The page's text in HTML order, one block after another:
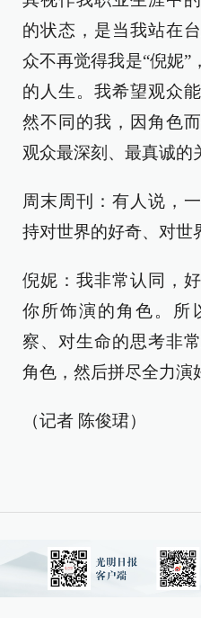
的状态，是当我站在
众不再觉得我是“倪妮”
的人生。我希望观众
然不同的我，因角色
观众最深刻、最真诚的
周末周刊：有人说，
持对世界的好奇、对世
倪妮：我非常认同，
你所饰演的角色。所
察、对生命的思考非
角色，然后拼尽全力演
（记者 陈俊珺）